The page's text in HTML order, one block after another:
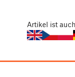
Artikel ist